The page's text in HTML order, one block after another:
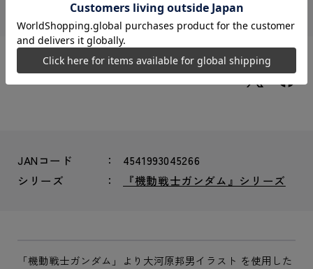
シェアする：
JANコード
4541993045266
シリーズ
『機動戦士ガンダム』シリーズ
「機動戦士ガンダム」より大河原邦男イラスト を使用した